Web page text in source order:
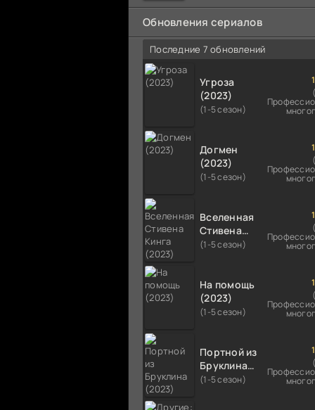
намного
Обновления сериалов
Последние 7 обновлений
Угроза
(2023)
(1-5 сезон)
Догмен
(2023)
(1-5 сезон)
Вселенная
Стивена
Кинга
(1-5 сезон)
На помощь
(2023)
(1-5 сезон)
Портной из
Бруклина
(2023)
(1-5 сезон)